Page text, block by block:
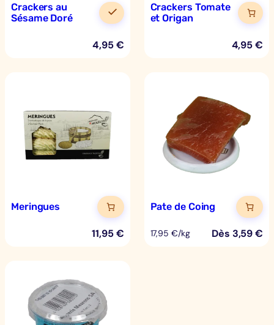
Crackers au
Sésame Doré
4,95€
Crackers Tomate
et Origan
4,95€
Meringues
11,95€
Pate de Coing
17,95 €/kg Dès 3,59€